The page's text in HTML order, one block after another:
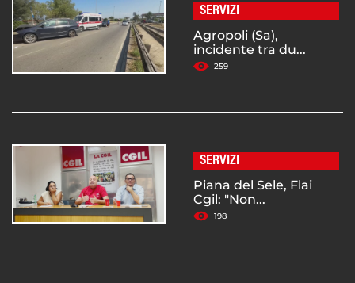
SERVIZI
Agropoli (Sa),
incidente tra du...
259
SERVIZI
Piana del Sele, Flai
Cgil: "Non...
198